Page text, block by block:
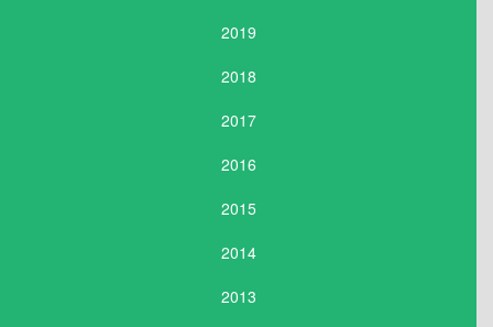
2019
2018
2017
2016
2015
2014
2013